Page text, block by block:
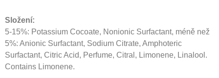
Složení:
5-15%: Potassium Cocoate, Nonionic Surfactant, méně než
5%: Anionic Surfactant, Sodium Citrate, Amphoteric
Surfactant, Citric Acid, Perfume, Citral, Limonene, Linalool.
Contains Limonene.